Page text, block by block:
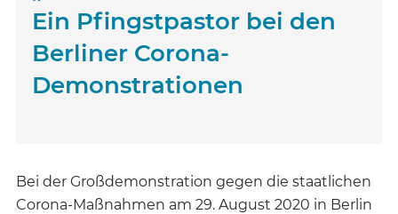
Ein Pfingstpastor bei den
Berliner Corona-
Demonstrationen
Bei der Großdemonstration gegen die staatlichen
Corona-Maßnahmen am 29. August 2020 in Berlin